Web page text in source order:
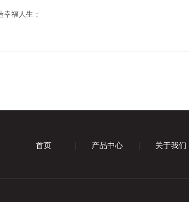
福人生；
首页 产品中心 关于我们